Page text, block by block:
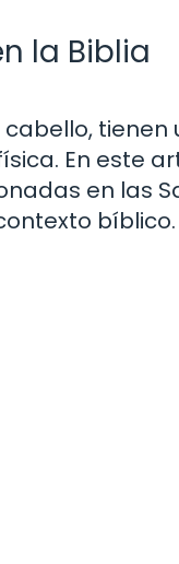
la Biblia
tienen
En este
en las
bíblico.